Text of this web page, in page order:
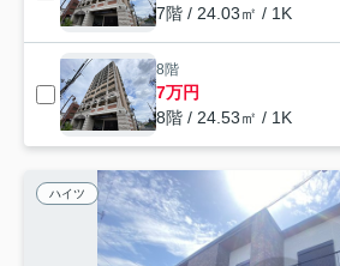
7階 / 24.03㎡ / 1K
8階
7万円
8階 / 24.53㎡ / 1K
ハイツ